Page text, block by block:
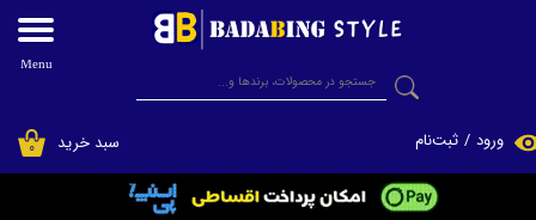
۰ سبد خرید ورود / ثبت‌نام
تغییر گذر واژه
سفارشات
خروج از حساب کاربری
Menu